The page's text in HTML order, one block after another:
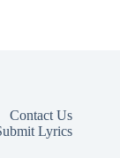
Contact Us
Lyrics